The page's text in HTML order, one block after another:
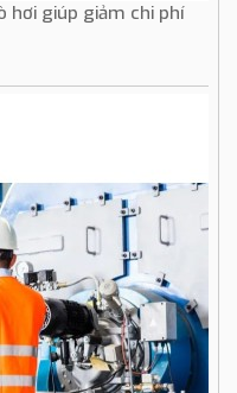
hơi giúp giảm chi phí